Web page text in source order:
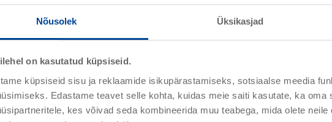
Nõusolek Üksikasjad
on kasutatud küpsiseid.
küpsiseid sisu ja reklaamide isikupärastamiseks, sotsiaalse meedia
Edastame teavet selle kohta, kuidas meie saiti kasutate, ka oma
kes võivad seda kombineerida muu teabega, mida olete
otse vastu seina, et tagada seinamaterjali ja mööbli vaheline konvektsioon. 1,5